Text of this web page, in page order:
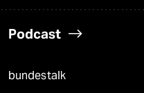
Podcast
bundestalk